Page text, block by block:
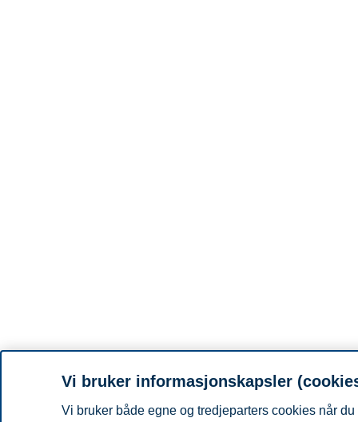
Vi bruker informasjonskapsler
Vi bruker både egne og tredjeparters cookies når